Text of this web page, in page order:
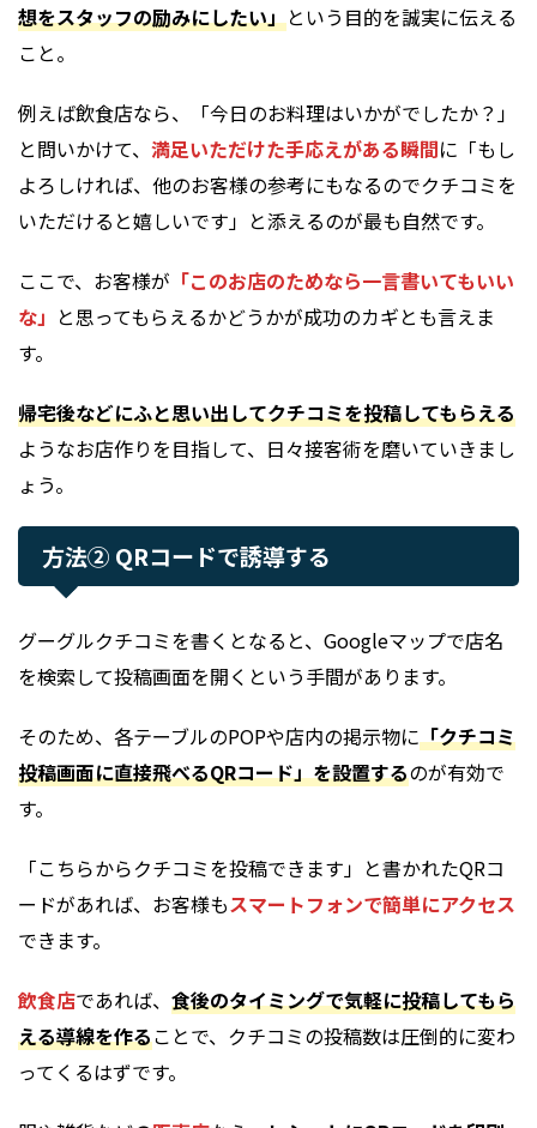
想をスタッフの励みにしたい」という目的を誠実に伝える
こと。
例えば飲食店なら、「今日のお料理はいかがでしたか？」
と問いかけて、 満足いただけた手応えがある瞬間に「もし
よろしければ、他のお客様の参考にもなるのでクチコミを
いただけると嬉しいです」と添えるのが最も自然です。
ここで、お客様が 「このお店のためなら一言書いてもいい
な」 と思ってもらえるかどうかが成功のカギとも言えま
す。
帰宅後などにふと思い出してクチコミを投稿してもらえる
ようなお店作りを目指して、日々接客術を磨いていきまし
ょう。
方法② QRコードで誘導する
グーグルクチコミを書くとなると、Googleマップで店名
を検索して投稿画面を開くという手間があります。
そのため、各テーブルのPOPや店内の掲示物に「クチコミ
投稿画面に直接飛べるQRコード」を設置するのが有効で
す。
「こちらからクチコミを投稿できます」と書かれたQRコ
ードがあれば、お客様もスマートフォンで簡単にアクセス
できます。
飲食店であれば、 食後のタイミングで気軽に投稿してもら
える導線を作ることで、クチコミの投稿数は圧倒的に変わ
ってくるはずです。